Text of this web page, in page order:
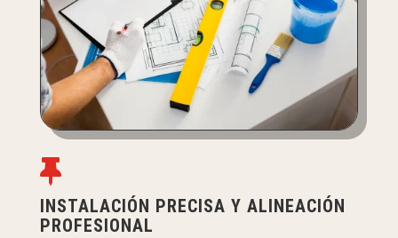

INSTALACIÓN PRECISA Y ALINEACIÓN
PROFESIONAL